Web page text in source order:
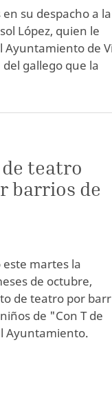
su despacho a la
López, quien le
Ayuntamiento de
gallego que la
teatro
barrios de
este martes la
de octubre,
de teatro por
de "Con T de
Ayuntamiento.